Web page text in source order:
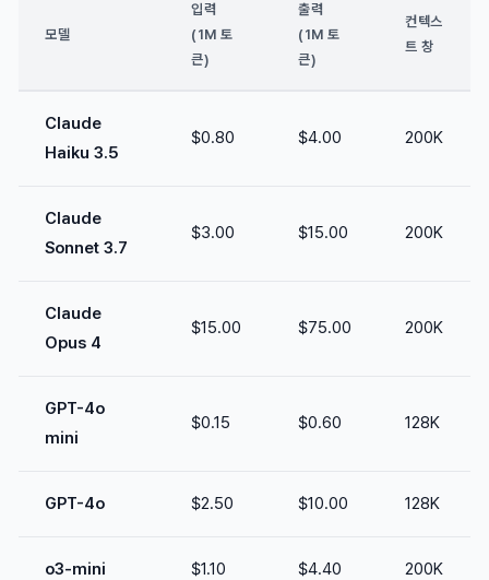
모델
입력
(1M 토
큰)
출력
(1M 토
큰)
컨텍스
트 창
Claude
Haiku 3.5
$0.80 $4.00 200K
Claude
Sonnet 3.7
$3.00 $15.00 200K
Claude
Opus 4
$15.00 $75.00 200K
GPT-4o
mini
$0.15 $0.60 128K
GPT-4o $2.50 $10.00 128K
o3-mini $1.10 $4.40 200K